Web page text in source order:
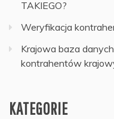
TAKIEGO?
Weryfikacja
Krajowa baza
kontrahentów
KATEGORIE